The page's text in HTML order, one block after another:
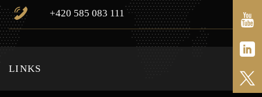
+420 585 083 111
LINKS